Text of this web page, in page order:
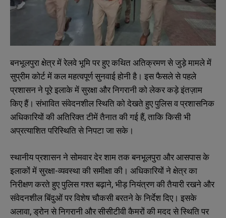
बनभूलपुरा क्षेत्र में रेलवे भूमि पर हुए कथित अतिक्रमण से जुड़े मामले में
सुप्रीम कोर्ट में कल महत्वपूर्ण सुनवाई होनी है। इस फैसले से पहले
प्रशासन ने पूरे इलाके में सुरक्षा और निगरानी को लेकर कड़े इंतज़ाम
किए हैं। संभावित संवेदनशील स्थिति को देखते हुए पुलिस व प्रशासनिक
अधिकारियों की अतिरिक्त टीमें तैनात की गई हैं, ताकि किसी भी
अप्रत्याशित परिस्थिति से निपटा जा सके।
स्थानीय प्रशासन ने सोमवार देर शाम तक बनभूलपुरा और आसपास के
इलाकों में सुरक्षा-व्यवस्था की समीक्षा की। अधिकारियों ने क्षेत्र का
निरीक्षण करते हुए पुलिस गश्त बढ़ाने, भीड़ नियंत्रण की तैयारी रखने और
संवेदनशील बिंदुओं पर विशेष चौकसी बरतने के निर्देश दिए। इसके
अलावा, ड्रोन से निगरानी और सीसीटीवी कैमरों की मदद से स्थिति पर